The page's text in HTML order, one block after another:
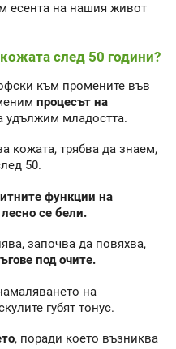
есента на нашия живот
след 50 години?
към промените във
процесът на
удължим младостта.
кожата, трябва да знаем,
50.
функции на
се бели.
започва да повяхва,
под очите.
на
губят тонус.
, поради което възниква